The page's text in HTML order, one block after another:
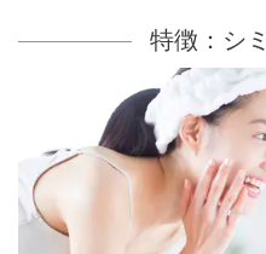
特徴：シ